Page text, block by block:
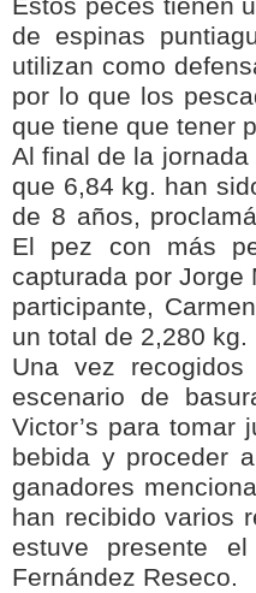
Estos peces tienen
de espinas
utilizan como
por lo que los
que tiene que tener
Al final de la
que 6,84 kg. han
de 8 años,
El pez con más
capturada por Jorge
participante,
un total de 2,280 kg.
Una vez
escenario de
Victor’s para tomar
bebida y proceder
ganadores
han recibido varios
estuve presente
Fernández Reseco.